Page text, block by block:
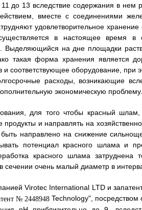
до 13 вследствие содержания в нем
вместе с соединениями
удовлетворительное
в настоящее время в
на дне площадки
такая форма хранения является
соответствующее оборудование, при
расходы, возникающие
экономическую проблему.
для того чтобы красный
и направлять на
направлено на снижение
потенциал красного шлама и
красного шлама затруднена
сечении очень малый диаметр в
Virotec International LTD и
Technology", посредством